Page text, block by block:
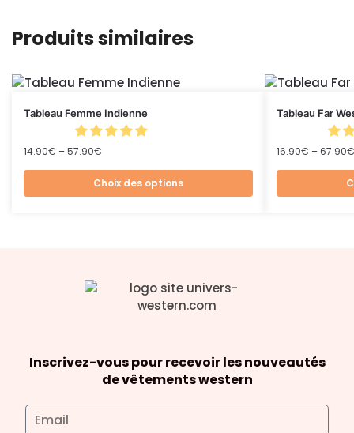
Produits similaires
Tableau Femme Indienne
14.90€ –57.90€
Choix des options
Tableau Far
16.90€ –67.90€
Inscrivez-vous pour recevoir les nouveautés
de vêtements western